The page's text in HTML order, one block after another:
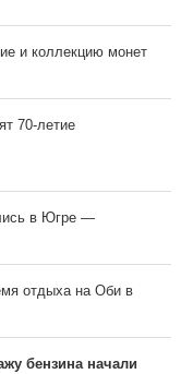
и коллекцию монет
70-летие
в Югре —
отдыха на Оби в
бензина начали